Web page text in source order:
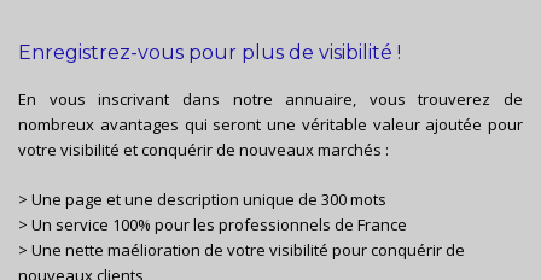
Enregistrez-vous pour plus de visibilité !
En vous inscrivant dans notre annuaire, vous trouverez de
nombreux avantages qui seront une véritable valeur ajoutée pour
votre visibilité et conquérir de nouveaux marchés :
> Une page et une description unique de 300 mots
> Un service 100% pour les professionnels de France
> Une nette maélioration de votre visibilité pour conquérir de
nouveaux clients